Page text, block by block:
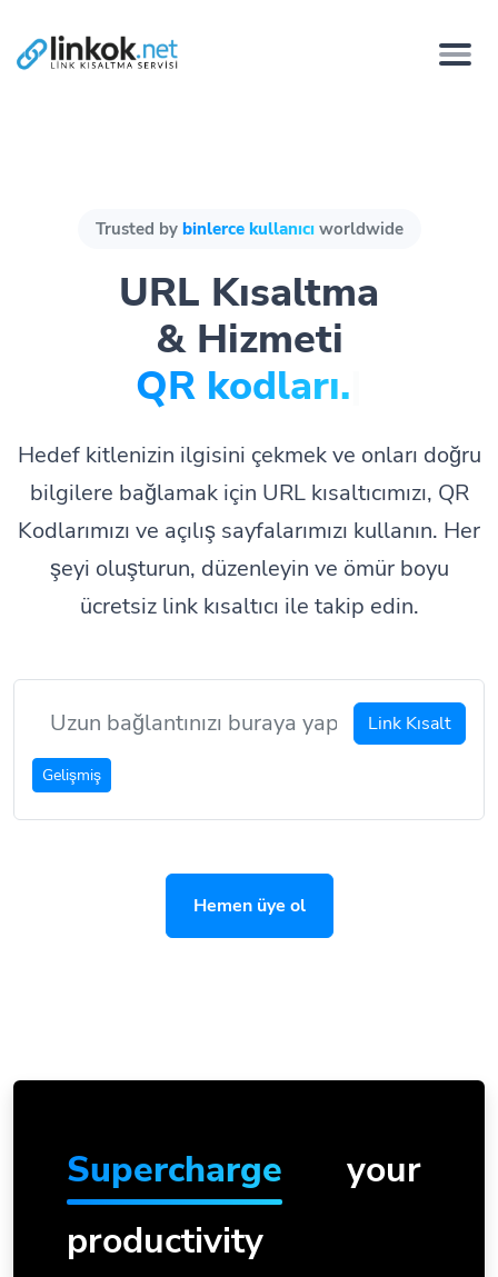
Trusted by binlerce kullanıcıworldwide
URL Kısaltma
& Hizmeti
QR kodl|
Hedef kitlenizin ilgisini çekmek ve onları doğru
bilgilere bağlamak için URL kısaltıcımızı, QR
Kodlarımızı ve açılış sayfalarımızı kullanın. Her
şeyi oluşturun, düzenleyin ve ömür boyu
ücretsiz link kısaltıcı ile takip edin.
Link Kısalt
Gelişmiş
Hemen üye ol
Supercharge
your
productivity